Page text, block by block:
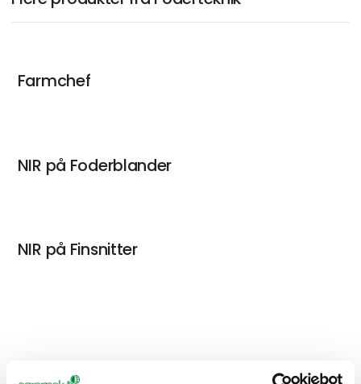
Farmchef
NIR på Foderblander
NIR på Finsnitter